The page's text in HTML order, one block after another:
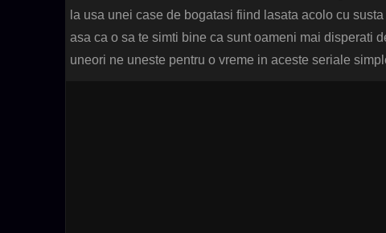
la usa unei case de bogatasi fiind lasata acolo cu
asa ca o sa te simti bine ca sunt oameni mai disperati
uneori ne uneste pentru o vreme in aceste seriale